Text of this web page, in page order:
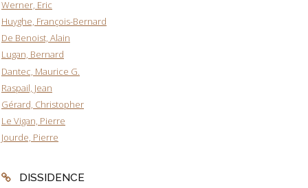
Werner, Eric
Huyghe, François-Bernard
De Benoist, Alain
Lugan, Bernard
Dantec, Maurice G.
Raspail, Jean
Gérard, Christopher
Le Vigan, Pierre
Jourde, Pierre
DISSIDENCE